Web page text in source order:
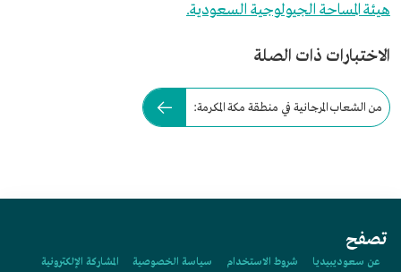
هيئة المساحة الجيولوجية السعودية.
الاختبارات ذات الصلة
من الشعاب المرجانية في منطقة مكة المكرمة:
تصفح
عن سعوديبيديا شروط الاستخدام سياسة الخصوصية
المشاركة الإلكترونية